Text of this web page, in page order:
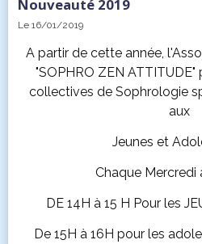
Nouveauté 2019
Le 16/01/2019
A partir de cette année,
"SOPHRO ZEN
collectives de Sophrologie
aux
Jeunes et
Chaque Mercredi
DE 14H à 15 H Pour les
De 15H à 16H pour les